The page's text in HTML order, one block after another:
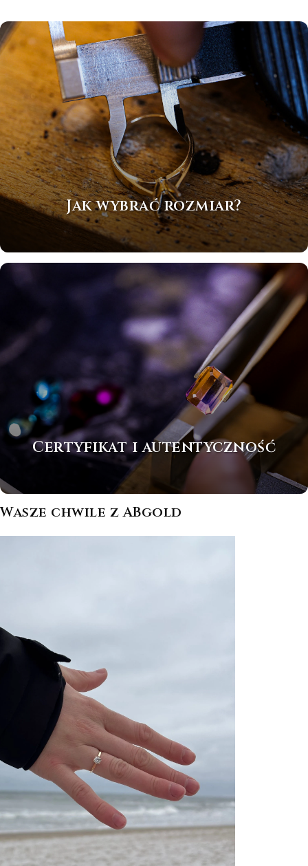
Jak wybrać rozmiar?
Certyfikat i autentyczność
Wasze chwile z ABgold